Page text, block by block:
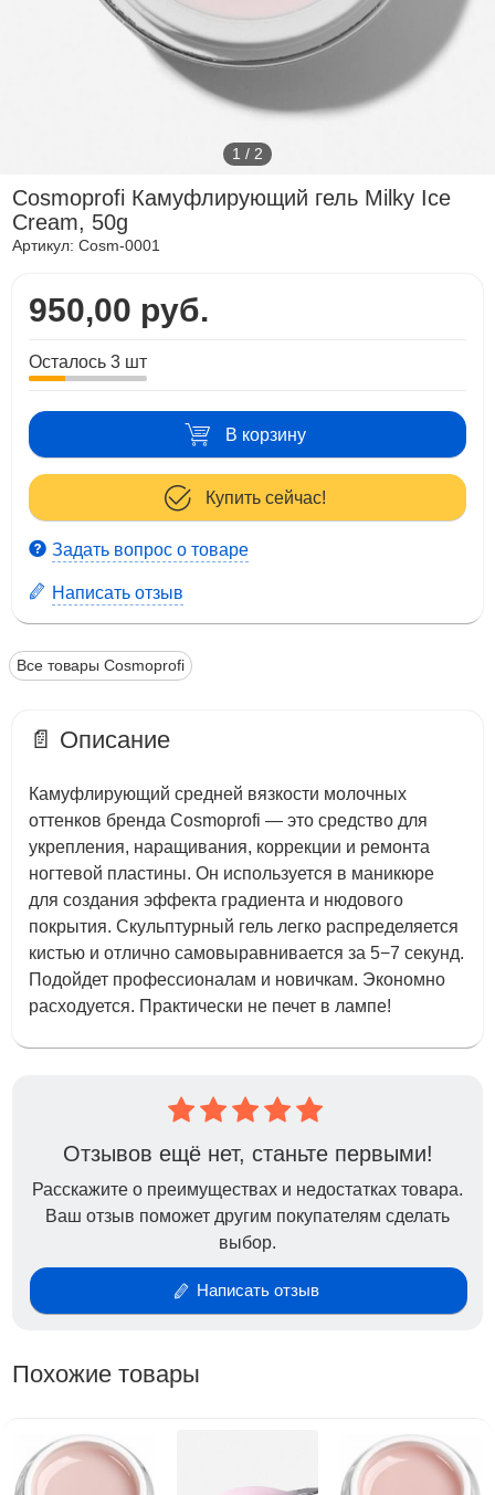
1 / 2
Cosmoprofi Камуфлирующий гель Milky Ice
Cream, 50g
Артикул:Cosm-0001
950,00 руб.
Осталось 3 шт
В корзину
Купить сейчас!
Задать вопрос о товаре
Написать отзыв
Все товары Cosmoprofi
📄 Описание
Камуфлирующий средней вязкости молочных
оттенков бренда Cosmoprofi — это средство для
укрепления, наращивания, коррекции и ремонта
ногтевой пластины. Он используется в маникюре
для создания эффекта градиента и нюдового
покрытия. Скульптурный гель легко распределяется
кистью и отлично самовыравнивается за 5−7 секунд.
Подойдет профессионалам и новичкам. Экономно
расходуется. Практически не печет в лампе!
Отзывов ещё нет, станьте первыми!
Расскажите о преимуществах и недостатках товара.
Ваш отзыв поможет другим покупателям сделать
выбор.
Написать отзыв
Похожие товары